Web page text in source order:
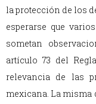
la protección de los
esperarse que
sometan
artículo 73 del
relevancia de las
mexicana. La